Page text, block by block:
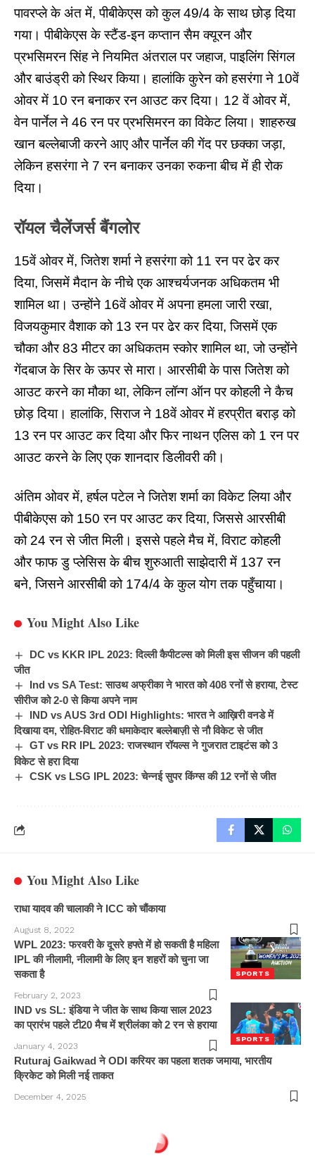
पावरप्ले के अंत में, पीबीकेएस को कुल 49/4 के साथ छोड़ दिया
गया। पीबीकेएस के स्टैंड-इन कप्तान सैम क्यूरन और
प्रभसिमरन सिंह ने नियमित अंतराल पर जहाज, पाइलिंग सिंगल
और बाउंड्री को स्थिर किया। हालांकि कुरेन को हसरंगा ने 10वें
ओवर में 10 रन बनाकर रन आउट कर दिया। 12 वें ओवर में,
वेन पार्नेल ने 46 रन पर प्रभसिमरन का विकेट लिया। शाहरुख
खान बल्लेबाजी करने आए और पार्नेल की गेंद पर छक्का जड़ा,
लेकिन हसरंगा ने 7 रन बनाकर उनका रुकना बीच में ही रोक
दिया।
रॉयल चैलेंजर्स बैंगलोर
15वें ओवर में, जितेश शर्मा ने हसरंगा को 11 रन पर ढेर कर
दिया, जिसमें मैदान के नीचे एक आश्चर्यजनक अधिकतम भी
शामिल था। उन्होंने 16वें ओवर में अपना हमला जारी रखा,
विजयकुमार वैशाक को 13 रन पर ढेर कर दिया, जिसमें एक
चौका और 83 मीटर का अधिकतम स्कोर शामिल था, जो उन्होंने
गेंदबाज के सिर के ऊपर से मारा। आरसीबी के पास जितेश को
आउट करने का मौका था, लेकिन लॉन्ग ऑन पर कोहली ने कैच
छोड़ दिया। हालांकि, सिराज ने 18वें ओवर में हरप्रीत बराड़ को
13 रन पर आउट कर दिया और फिर नाथन एलिस को 1 रन पर
आउट करने के लिए एक शानदार डिलीवरी की।
अंतिम ओवर में, हर्षल पटेल ने जितेश शर्मा का विकेट लिया और
पीबीकेएस को 150 रन पर आउट कर दिया, जिससे आरसीबी
को 24 रन से जीत मिली। इससे पहले मैच में, विराट कोहली
और फाफ डु प्लेसिस के बीच शुरुआती साझेदारी में 137 रन
बने, जिसने आरसीबी को 174/4 के कुल योग तक पहुँचाया।
You Might Also Like
DC vs KKR IPL 2023: दिल्ली कैपीटल्स को मिली इस सीजन की पहली
जीत
Ind vs SA Test: साउथ अफ्रीका ने भारत को 408 रनों से हराया, टेस्ट
सीरीज को 2-0 से किया अपने नाम
IND vs AUS 3rd ODI Highlights: भारत ने आख़िरी वनडे में
दिखाया दम, रोहित-विराट की धमाकेदार बल्लेबाज़ी से नौ विकेट से जीत
GT vs RR IPL 2023: राजस्थान रॉयल्स ने गुजरात टाइटंस को 3
विकेट से हरा दिया
CSK vs LSG IPL 2023: चेन्नई सुपर किंग्स की 12 रनों से जीत
You Might Also Like
राधा यादव की चालाकी ने ICC को चौंकाया
August 8, 2022
SPORTS
WPL 2023: फरवरी के दूसरे हफ्ते में हो सकती है महिला
IPL की नीलामी, नीलामी के लिए इन शहरों को चुना जा
सकता है
February 2, 2023
SPORTS
IND vs SL: इंडिया ने जीत के साथ किया साल 2023
का प्रारंभ पहले टी20 मैच में श्रीलंका को 2 रन से हराया
January 4, 2023
Ruturaj Gaikwad ने ODI करियर का पहला शतक जमाया, भारतीय
क्रिकेट को मिली नई ताकत
December 4, 2025